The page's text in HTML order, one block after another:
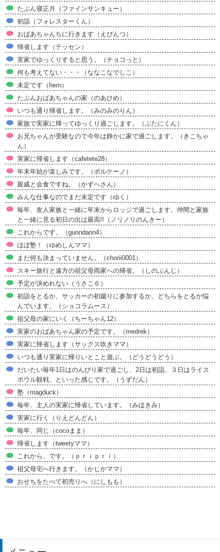
たぶん寝正月（ファインサンキュー）
初詣（フォレスターくん）
おばあちゃんちに行きます（えぴんつ）
帰省します（テッセン）
実家でゆっくりすると思う。（チョコっと）
何も考えてない・・・（ななこなでしこ）
未定です（hern）
たぶんおばあちゃんの家（のあひめ）
いつも通り帰省します。（みのみのりん）
家族で実家に帰ってゆっくり過ごします。（ぶたにくん）
お兄ちゃんが受験なので今年は静かに家で過ごします。（きこちゃ
ん）
実家に帰省します（cafetete28）
年末年始が楽しみです。（ボルケーノ）
親戚と会食ですね。（かずへさん）
みんな仕事なのでまだ未定です（ゆく）
毎年、友人家族と一緒に年末からロッジで過ごします。仲間と家族
と一緒に見る初日の出は最高!!（ノリノリのんきー）
これからです。（gunndann4）
ほぼ塾！（ゆめしんママ）
まだ何も決まっていません。（chorii0001）
スキー旅行と遠方の祖父母両家への帰省。（しのぶんじ）
予定が決めれない（うさこ６）
初詣をとるか、サッカーの初蹴りに参加するか、どちらをとるか悩
んでいます。（ショコラムース）
祖父母の家にいく（ちーちゃん12）
実家のおばあちゃん家の予定です。（medrek）
実家に帰省します（サックス吹きママ）
いつも通り実家に帰りいとこと遊ぶ。（どうどうどう）
だいたい毎年1日はのんびり家で過ごし、2日は初詣、３日はライス
ボウル観戦、といった感じです。（うずだん）
塾（magduck）
毎年、主人の実家に帰省しています。（みほきみ）
実家に行く（りえどんどん）
毎年、同じ（cocoまま）
帰省します（tweetyママ）
これから、です。（ｐｒｉｐｒｉ）
祖父母宅へ行きます。（かじかママ）
おせちをたべて初売りへ（にしもも）